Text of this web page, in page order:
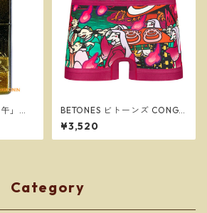
」本
2LAC
BETONES ビトーンズ CONGR
ATULATIONS PURPLE メンズ
フリーサイズ ボクサーパンツ
※ネコポスで送料無料※
¥3,520
Category